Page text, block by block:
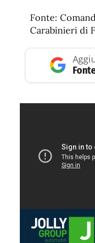
Fonte:
Carabinieri di